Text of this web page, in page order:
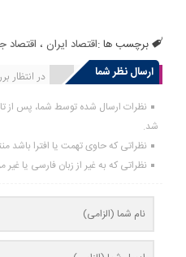
برچسب ها :اقتصاد ایران ، اقتصاد
ارسال نظر شما
در انتظار انتشار یافته : 0
نظرات ارسال شده توسط شما، پس از
شد.
نظراتی که حاوی تهمت یا افترا باشد
نظراتی که به غیر از زبان فارسی یا